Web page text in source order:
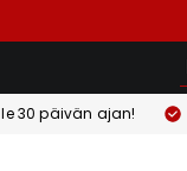
30 päivän ajan!